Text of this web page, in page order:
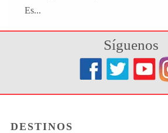
Es...
Síguenos
DESTINOS